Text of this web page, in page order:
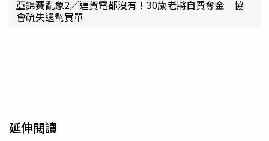
亞錦賽亂象2／連賀電都沒有！30歲老將自費奪金 協
會疏失還幫買單
延伸閱讀